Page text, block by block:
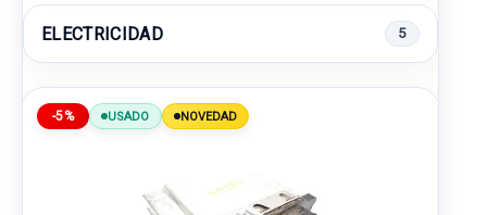
ELECTRICIDAD 5
-5% USADO NOVEDAD